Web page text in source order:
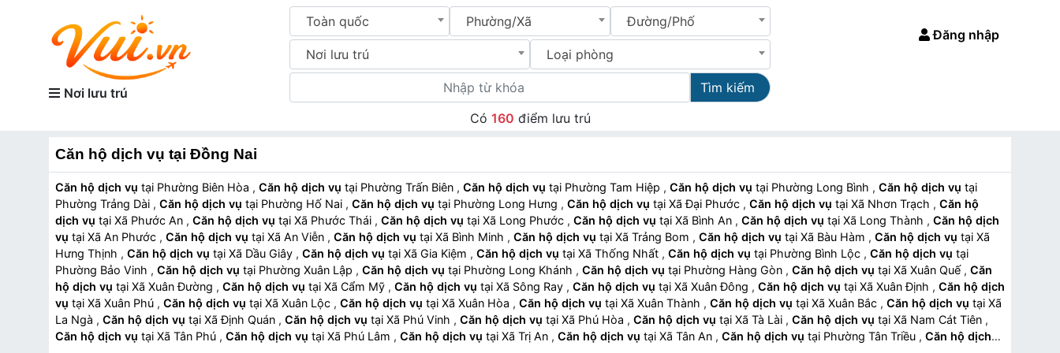
Nơi lưu trú
Toàn quốc Phường/Xã Đường/Phố
Nơi lưu trú Loại phòng
Tìm kiếm
Đăng nhập
Có 160 điểm lưu trú
Căn hộ dịch vụ tại Đồng Nai
Căn hộ dịch vụ tại Phường Biên Hòa , Căn hộ dịch vụ tại Phường Trấn Biên , Căn hộ dịch vụ tại Phường Tam Hiệp , Căn hộ dịch vụ tại Phường Long Bình , Căn hộ dịch vụ tại
Phường Trảng Dài , Căn hộ dịch vụ tại Phường Hố Nai , Căn hộ dịch vụ tại Phường Long Hưng , Căn hộ dịch vụ tại Xã Đại Phước , Căn hộ dịch vụ tại Xã Nhơn Trạch , Căn hộ
dịch vụ
tại Xã Phước An , Căn hộ dịch vụ tại Xã Phước Thái , Căn hộ dịch vụ tại Xã Long Phước , Căn hộ dịch vụ tại Xã Bình An , Căn hộ dịch vụ tại Xã Long Thành , Căn hộ dịch
vụ
tại Xã An Phước , Căn hộ dịch vụ tại Xã An Viễn , Căn hộ dịch vụ tại Xã Bình Minh , Căn hộ dịch vụ tại Xã Trảng Bom , Căn hộ dịch vụ tại Xã Bàu Hàm , Căn hộ dịch vụ tại Xã
Hưng Thịnh , Căn hộ dịch vụ tại Xã Dầu Giây , Căn hộ dịch vụ tại Xã Gia Kiệm , Căn hộ dịch vụ tại Xã Thống Nhất , Căn hộ dịch vụ tại Phường Bình Lộc , Căn hộ dịch vụ tại
Phường Bảo Vinh , Căn hộ dịch vụ tại Phường Xuân Lập , Căn hộ dịch vụ tại Phường Long Khánh , Căn hộ dịch vụ tại Phường Hàng Gòn , Căn hộ dịch vụ tại Xã Xuân Quế , Căn
hộ dịch vụ
tại Xã Xuân Đường , Căn hộ dịch vụ tại Xã Cẩm Mỹ , Căn hộ dịch vụ tại Xã Sông Ray , Căn hộ dịch vụ tại Xã Xuân Đông , Căn hộ dịch vụ tại Xã Xuân Định , Căn hộ dịch
vụ
tại Xã Xuân Phú , Căn hộ dịch vụ tại Xã Xuân Lộc , Căn hộ dịch vụ tại Xã Xuân Hòa , Căn hộ dịch vụ tại Xã Xuân Thành , Căn hộ dịch vụ tại Xã Xuân Bắc , Căn hộ dịch vụ tại Xã
La Ngà , Căn hộ dịch vụ tại Xã Định Quán , Căn hộ dịch vụ tại Xã Phú Vinh , Căn hộ dịch vụ tại Xã Phú Hòa , Căn hộ dịch vụ tại Xã Tà Lài , Căn hộ dịch vụ tại Xã Nam Cát Tiên ,
Căn hộ dịch vụ
tại Xã Tân Phú , Căn hộ dịch vụ tại Xã Phú Lâm , Căn hộ dịch vụ tại Xã Trị An , Căn hộ dịch vụ tại Xã Tân An , Căn hộ dịch vụ tại Phường Tân Triều , Căn hộ dịch